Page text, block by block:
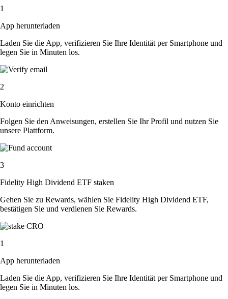
1
App herunterladen
Laden Sie die App, verifizieren Sie Ihre Identität per Smartphone und
legen Sie in Minuten los.
2
Konto einrichten
Folgen Sie den Anweisungen, erstellen Sie Ihr Profil und nutzen Sie
unsere Plattform.
3
Fidelity High Dividend ETF staken
Gehen Sie zu Rewards, wählen Sie Fidelity High Dividend ETF,
bestätigen Sie und verdienen Sie Rewards.
1
App herunterladen
Laden Sie die App, verifizieren Sie Ihre Identität per Smartphone und
legen Sie in Minuten los.